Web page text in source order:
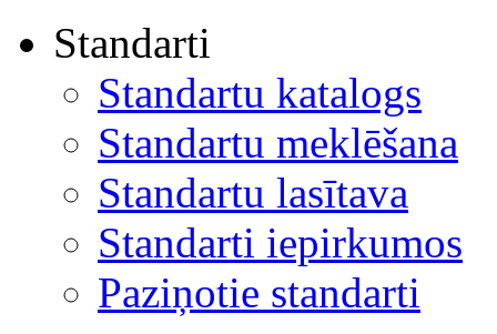
Standarti
Standartu katalogs
Standartu meklēšana
Standartu lasītava
Standarti iepirkumos
Paziņotie standarti